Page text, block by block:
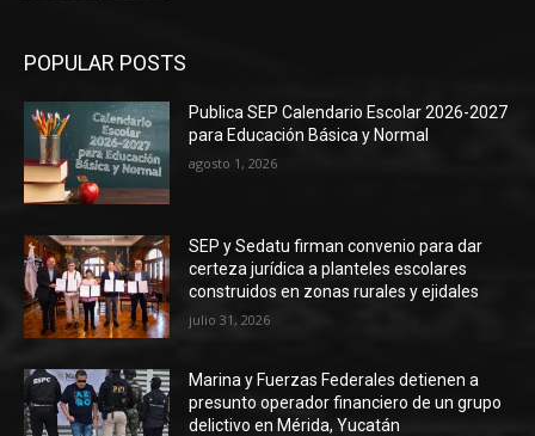
POPULAR POSTS
Publica SEP Calendario Escolar 2026-2027
para Educación Básica y Normal
agosto 1, 2026
SEP y Sedatu firman convenio para dar
certeza jurídica a planteles escolares
construidos en zonas rurales y ejidales
julio 31, 2026
Marina y Fuerzas Federales detienen a
presunto operador financiero de un grupo
delictivo en Mérida, Yucatán